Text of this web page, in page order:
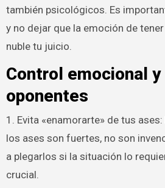
también psicológicos. Es
y no dejar que la emoción de
nuble tu juicio.
Control emocional
oponentes
1. Evita «enamorarte» de tus
los ases son fuertes, no son
a plegarlos si la situación lo
crucial.